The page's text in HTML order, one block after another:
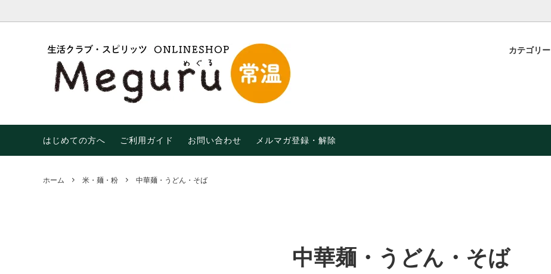
カテゴリー
調味料・油 米・麺・粉
生活用品 有機（オーガニック）食品
【限定】おトクなわけあり品！
【期間限定】特別価格！【2026年9月
末限定品や月限定セールなど】
はじめての方へ
はじめての方へ ご利用ガイド お問い合わせ メルマガ登録・解除
ホーム 米・麺・粉 中華麺・うどん・そば
中華麺・うどん・そば